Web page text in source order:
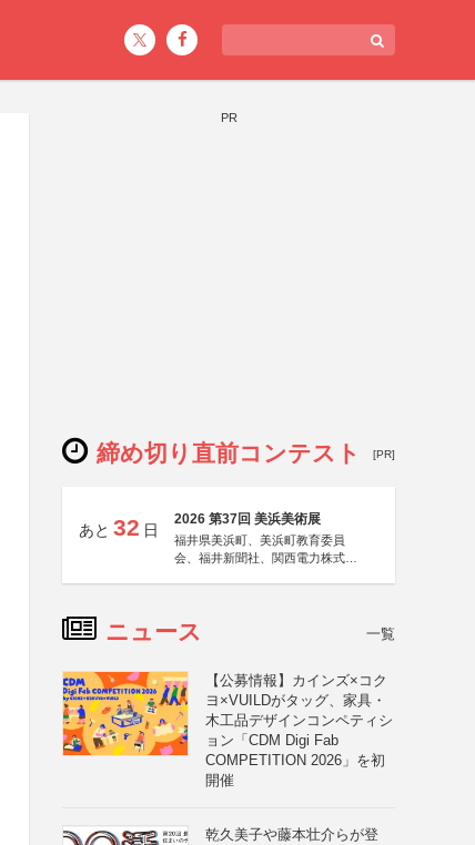
PR
締め切り直前コンテスト [PR]
あと 32 日
2026 第37回 美浜美術展
福井県美浜町、美浜町教育委員
会、福井新聞社、関西電力株式会
ニュース 一覧
【公募情報】カインズ×コク
ヨ×VUILDがタッグ、家具・
木工品デザインコンペティシ
ョン「CDM Digi Fab
COMPETITION 2026」を初
開催
乾久美子や藤本壮介らが登